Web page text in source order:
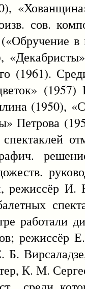
сов.
(1961).
(1957)
(1950),
Петрова
режиссёр
режиссёр
К. М.